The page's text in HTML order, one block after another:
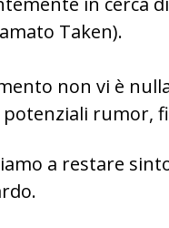
Taken).
non vi è
rumor,
a restare